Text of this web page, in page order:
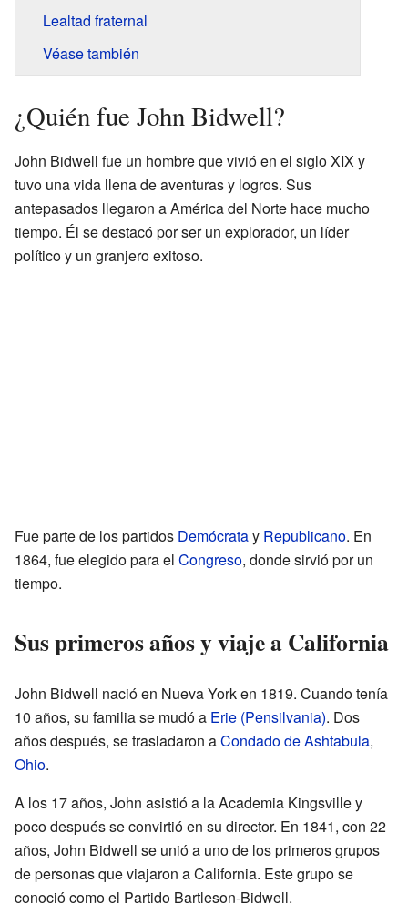
Lealtad fraternal
Véase también
¿Quién fue John Bidwell?
John Bidwell fue un hombre que vivió en el siglo XIX y
tuvo una vida llena de aventuras y logros. Sus
antepasados llegaron a América del Norte hace mucho
tiempo. Él se destacó por ser un explorador, un líder
político y un granjero exitoso.
Fue parte de los partidos Demócratay Republicano. En
1864, fue elegido para el Congreso, donde sirvió por un
tiempo.
Sus primeros años y viaje a California
John Bidwell nació en Nueva York en 1819. Cuando tenía
10 años, su familia se mudó a Erie (Pensilvania). Dos
años después, se trasladaron aCondado de Ashtabula,
Ohio.
A los 17 años, John asistió a la Academia Kingsville y
poco después se convirtió en su director. En 1841, con 22
años, John Bidwell se unió a uno de los primeros grupos
de personas que viajaron a California. Este grupo se
conoció como el Partido Bartleson-Bidwell.